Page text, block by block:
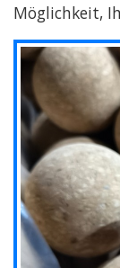
Möglichkeit,